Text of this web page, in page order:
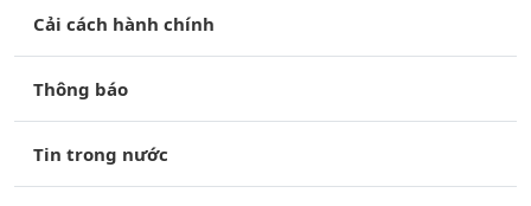
Cải cách hành chính
Thông báo
Tin trong nước